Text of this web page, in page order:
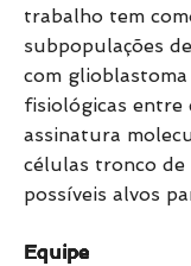
trabalho tem
subpopulações
com
fisiológicas entre
assinatura
células tronco
possíveis alvos
Equipe